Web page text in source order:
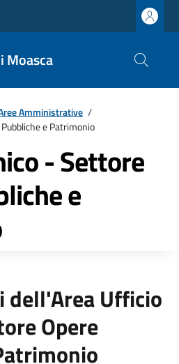
Moasca
Amministrative /
e Patrimonio
- Settore
e
Ufficio
Opere